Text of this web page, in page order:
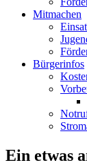
Mitmachen
Bürgerinfos
Ein etwas